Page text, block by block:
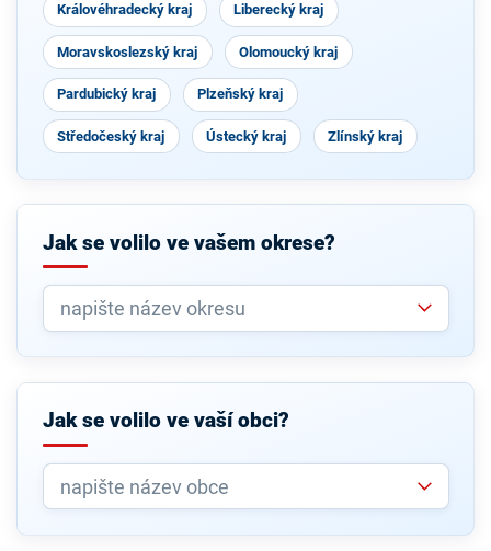
Královéhradecký kraj Liberecký kraj
Moravskoslezský kraj Olomoucký kraj
Pardubický kraj Plzeňský kraj
Středočeský kraj Ústecký kraj Zlínský kraj
Jak se volilo ve vašem okrese?
Jak se volilo ve vaší obci?